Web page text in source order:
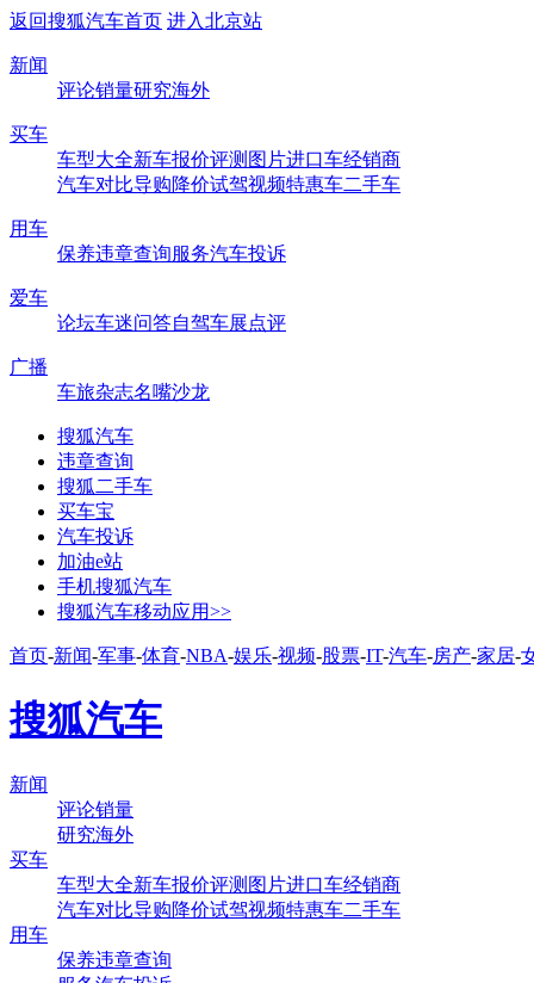
返回搜狐汽车首页 进入北京站
新闻
评论销量研究海外
买车
车型大全新车报价评测 图片进口车经销商
汽车对比导购降价试驾视频特惠车二手车
用车
保养违章查询服务汽车投诉
爱车
论坛车迷问答自驾车展点评
广播
车旅杂志名嘴沙龙
搜狐汽车
违章查询
搜狐二手车
买车宝
汽车投诉
加油e站
手机搜狐汽车
搜狐汽车移动应用>>
首页-新闻-军事-体育-NBA-娱乐-视频-股票-IT-汽车-房产-家居-
搜狐汽车
新闻
评论销量
研究海外
买车
车型大全新车报价评测 图片进口车经销商
汽车对比导购降价试驾视频特惠车二手车
用车
保养违章查询